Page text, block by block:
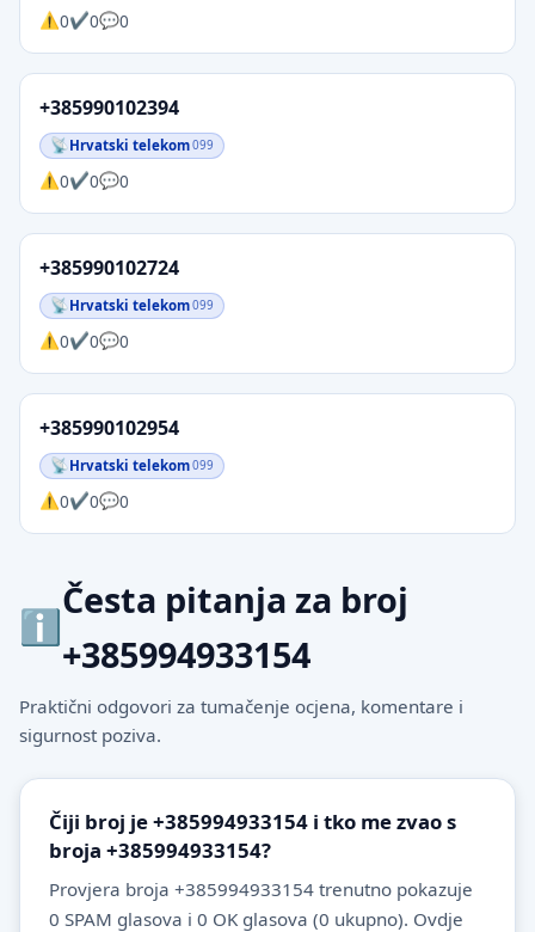
0 0 0
+385990102394
Hrvatski telekom099
0 0 0
+385990102724
Hrvatski telekom099
0 0 0
+385990102954
Hrvatski telekom099
0 0 0
Česta pitanja za broj
+385994933154
Praktični odgovori za tumačenje ocjena, komentare i
sigurnost poziva.
Čiji broj je +385994933154 i tko me zvao s
broja +385994933154?
Provjera broja +385994933154 trenutno pokazuje
0 SPAM glasova i 0 OK glasova (0 ukupno). Ovdje